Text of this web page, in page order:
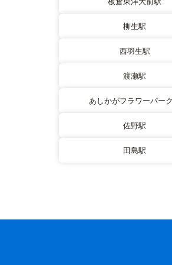
柳生駅
西羽生駅
渡瀬駅
あしかがフラワーパー
佐野駅
田島駅